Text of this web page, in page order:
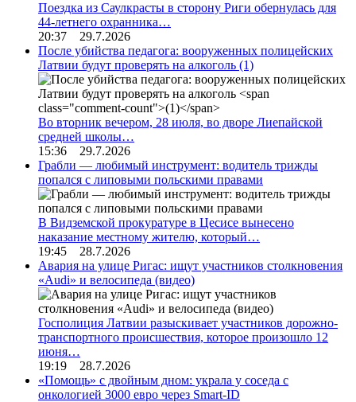
Поездка из Саулкрасты в сторону Риги обернулась для
44-летнего охранника…
20:37 29.7.2026
После убийства педагога: вооруженных полицейских
Латвии будут проверять на алкоголь (1)
Во вторник вечером, 28 июля, во дворе Лиепайской
средней школы…
15:36 29.7.2026
Грабли — любимый инструмент: водитель трижды
попался с липовыми польскими правами
В Видземской прокуратуре в Цесисе вынесено
наказание местному жителю, который…
19:45 28.7.2026
Авария на улице Ригас: ищут участников столкновения
«Audi» и велосипеда (видео)
Госполиция Латвии разыскивает участников дорожно-
транспортного происшествия, которое произошло 12
июня…
19:19 28.7.2026
«Помощь» с двойным дном: украла у соседа с
онкологией 3000 евро через Smart-ID